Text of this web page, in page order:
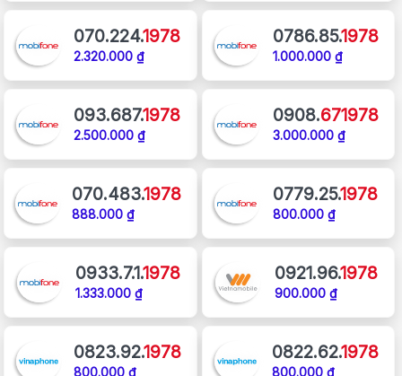
070.224.1978
2.320.000 ₫
0786.85.1978
1.000.000 ₫
093.687.1978
2.500.000 ₫
0908.671978
3.000.000 ₫
070.483.1978
888.000 ₫
0779.25.1978
800.000 ₫
0933.7.1.1978
1.333.000 ₫
0921.96.1978
900.000 ₫
0823.92.1978
800.000 ₫
0822.62.1978
800.000 ₫